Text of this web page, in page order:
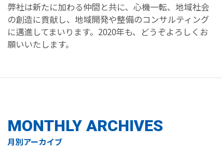
弊社は新たに加わる仲間と共に、心機一転、地域社会
の創造に貢献し、地域開発や整備のコンサルティング
に邁進してまいります。2020年も、どうぞよろしくお
願いいたします。
MONTHLY ARCHIVES
月別アーカイブ